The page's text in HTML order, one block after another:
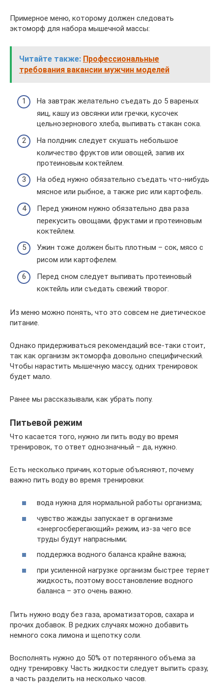
Примерное меню, которому должен следовать
эктоморф для набора мышечной массы:
Читайте также: Профессиональные
требования вакансии мужчин моделей
На завтрак желательно съедать до 5 вареных
яиц, кашу из овсянки или гречки, кусочек
цельнозернового хлеба, выпивать стакан сока.
На полдник следует скушать небольшое
количество фруктов или овощей, запив их
протеиновым коктейлем.
На обед нужно обязательно съедать что-нибудь
мясное или рыбное, а также рис или картофель.
Перед ужином нужно обязательно два раза
перекусить овощами, фруктами и протеиновым
коктейлем.
Ужин тоже должен быть плотным – сок, мясо с
рисом или картофелем.
Перед сном следует выпивать протеиновый
коктейль или съедать свежий творог.
Из меню можно понять, что это совсем не диетическое
питание.
Однако придерживаться рекомендаций все-таки стоит,
так как организм эктоморфа довольно специфический.
Чтобы нарастить мышечную массу, одних тренировок
будет мало.
Ранее мы рассказывали, как убрать попу.
Питьевой режим
Что касается того, нужно ли пить воду во время
тренировок, то ответ однозначный – да, нужно.
Есть несколько причин, которые объясняют, почему
важно пить воду во время тренировки:
вода нужна для нормальной работы организма;
чувство жажды запускает в организме
«энергосберегающий» режим, из-за чего все
труды будут напрасными;
поддержка водного баланса крайне важна;
при усиленной нагрузке организм быстрее теряет
жидкость, поэтому восстановление водного
баланса – это очень важно.
Пить нужно воду без газа, ароматизаторов, сахара и
прочих добавок. В редких случаях можно добавить
немного сока лимона и щепотку соли.
Восполнять нужно до 50% от потерянного объема за
одну тренировку. Часть жидкости следует выпить сразу,
а часть разделить на несколько часов.